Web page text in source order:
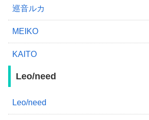
巡音ルカ
MEIKO
KAITO
Leo/need
Leo/need